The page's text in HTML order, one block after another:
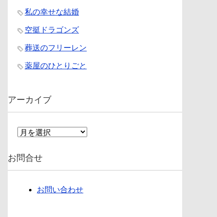
私の幸せな結婚
空挺ドラゴンズ
葬送のフリーレン
薬屋のひとりごと
アーカイブ
ア
イ
ブ
お問合せ
お問い合わせ